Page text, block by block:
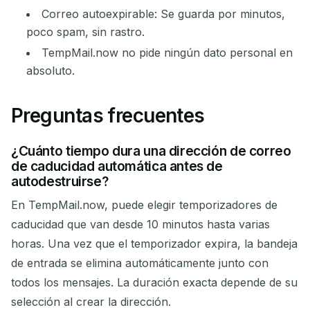
Correo autoexpirable: Se guarda por minutos,
poco spam, sin rastro.
TempMail.now no pide ningún dato personal en
absoluto.
Preguntas frecuentes
¿Cuánto tiempo dura una dirección de correo
de caducidad automática antes de
autodestruirse?
En TempMail.now, puede elegir temporizadores de
caducidad que van desde 10 minutos hasta varias
horas. Una vez que el temporizador expira, la bandeja
de entrada se elimina automáticamente junto con
todos los mensajes. La duración exacta depende de su
selección al crear la dirección.